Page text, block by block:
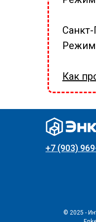
Санкт-
Режим
Как
+7 (903)
© 2025 -